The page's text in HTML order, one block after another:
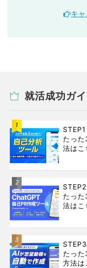
キ
就活成功ガ
1
たっ
法はこ
2
たっ
法はこ
3
たっ
方法は